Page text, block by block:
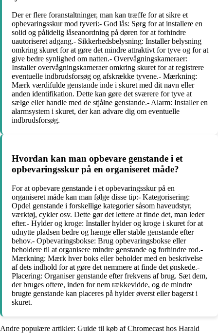
Der er flere foranstaltninger, man kan træffe for at sikre et
opbevaringsskur mod tyveri:- God lås: Sørg for at installere en
solid og pålidelig låseanordning på døren for at forhindre
uautoriseret adgang.- Sikkerhedsbelysning: Installer belysning
omkring skuret for at gøre det mindre attraktivt for tyve og for at
give bedre synlighed om natten.- Overvågningskameraer:
Installer overvågningskameraer omkring skuret for at registrere
eventuelle indbrudsforsøg og afskrække tyvene.- Mærkning:
Mærk værdifulde genstande inde i skuret med dit navn eller
anden identifikation. Dette kan gøre det sværere for tyve at
sælge eller handle med de stjålne genstande.- Alarm: Installer en
alarmsystem i skuret, der kan advare dig om eventuelle
indbrudsforsøg.
Hvordan kan man opbevare genstande i et
opbevaringsskur på en organiseret måde?
For at opbevare genstande i et opbevaringsskur på en
organiseret måde kan man følge disse tip:- Kategorisering:
Opdel genstande i forskellige kategorier såsom haveudstyr,
værktøj, cykler osv. Dette gør det lettere at finde det, man leder
efter.- Hylder og kroge: Installer hylder og kroge i skuret for at
udnytte pladsen bedre og hænge eller stable genstande efter
behov.- Opbevaringsbokse: Brug opbevaringsbokse eller
beholdere til at organisere mindre genstande og forhindre rod.-
Mærkning: Mærk hver boks eller beholder med en beskrivelse
af dets indhold for at gøre det nemmere at finde det ønskede.-
Placering: Organiser genstande efter frekvens af brug. Sæt dem,
der bruges oftere, inden for nem rækkevidde, og de mindre
brugte genstande kan placeres på hylder øverst eller bagerst i
skuret.
Andre populære artikler: Guide til køb af Chromecast hos Harald